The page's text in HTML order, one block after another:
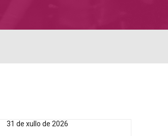
31 de xullo de 2026